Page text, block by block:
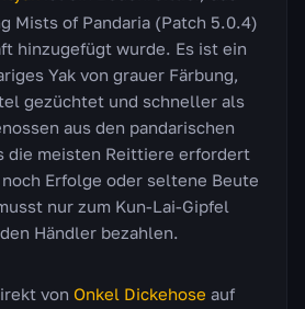
Mists of Pandaria (Patch 5.0.4)
hinzugefügt wurde. Es ist ein
Yak von grauer Färbung,
gezüchtet und schneller als
aus den pandarischen
die meisten Reittiere erfordert
noch Erfolge oder seltene Beute
nur zum Kun-Lai-Gipfel
Händler bezahlen.
von Onkel Dickehose auf